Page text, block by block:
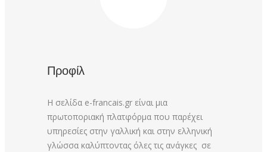
Προφίλ
Η σελίδα e-francais.gr είναι μια
πρωτοποριακή πλατφόρμα που παρέχει
υπηρεσίες στην γαλλική και στην ελληνική
γλώσσα καλύπτοντας όλες τις ανάγκες σε